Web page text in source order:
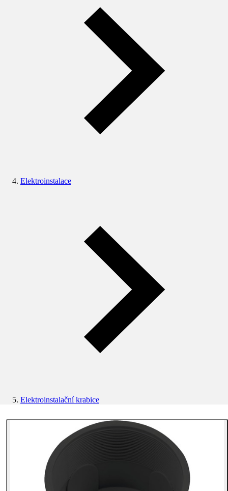
Elektroinstalace
Elektroinstalační krabice